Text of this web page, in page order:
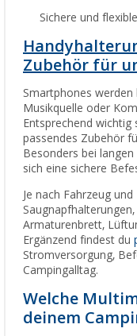
Sichere und
Zubehör für
Smartphones werden
Musikquelle oder
Entsprechend wichtig
passendes Zubehör
Besonders bei
sich eine sichere
Je nach Fahrzeug
Armaturenbrett,
Ergänzend findest du
Stromversorgung,
Campingalltag.
Welche
deinem